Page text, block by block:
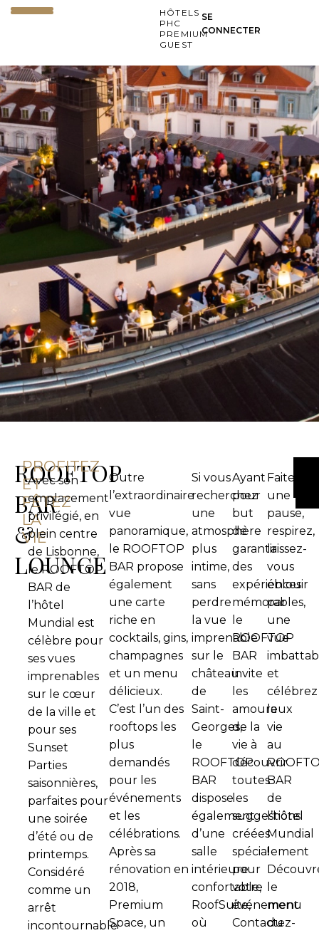
HÔTELS
PHC
PREMIUM
GUEST
SE
CONNECTER
ROOFTOP
BAR
&
LOUNGE
PROFITEZ
ET
FÊTEZ
LA
VIE
Avec son
emplacement
privilégié, en
plein centre
de Lisbonne,
le ROOFTOP
BAR de
l’hôtel
Mundial est
célèbre pour
ses vues
imprenables
sur le cœur
de la ville et
pour ses
Sunset
Parties
saisonnières,
parfaites pour
une soirée
d’été ou de
printemps.
Considéré
comme un
arrêt
incontournable
Outre
l’extraordinaire
vue
panoramique,
le ROOFTOP
BAR propose
également
une carte
riche en
cocktails, gins,
champagnes
et un menu
délicieux.
C’est l’un des
rooftops les
plus
demandés
pour les
événements
et les
célébrations.
Après sa
rénovation en
2018,
Premium
Space, un
Si vous
recherchez
une
atmosphère
plus
intime,
sans
perdre
la vue
imprenable
sur le
château
de
Saint-
Georges,
le
ROOFTOP
BAR
dispose
également
d’une
salle
intérieure
confortable,
RoofSuite,
où
Ayant
pour
but
de
garantir
des
expériences
mémorables,
le
ROOFTOP
BAR
invite
les
amoureux
de la
vie à
découvrir
toutes
les
suggestions
créées
spécialement
pour
votre
événement.
Contactez-
Faites
une
pause,
respirez,
laissez-
vous
éblouir
par
une
vue
et
célébrez
la
vie
au
BAR
de
l’hôtel
Mundial
!
le
menu
du